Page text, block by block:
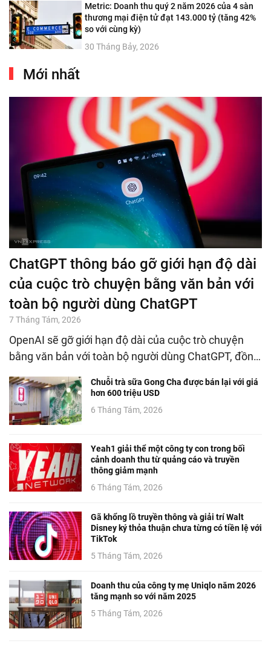
Metric: Doanh thu quý 2 năm 2026 của 4 sàn
thương mại điện tử đạt 143.000 tỷ (tăng 42%
so với cùng kỳ)
30 Tháng Bảy, 2026
Mới nhất
ChatGPT thông báo gỡ giới hạn độ dài
của cuộc trò chuyện bằng văn bản với
toàn bộ người dùng ChatGPT
7 Tháng Tám, 2026
OpenAI sẽ gỡ giới hạn độ dài của cuộc trò chuyện
bằng văn bản với toàn bộ người dùng ChatGPT, đồn…
Chuỗi trà sữa Gong Cha được bán lại với giá
hơn 600 triệu USD
6 Tháng Tám, 2026
Yeah1 giải thể một công ty con trong bối
cảnh doanh thu từ quảng cáo và truyền
thông giảm mạnh
6 Tháng Tám, 2026
Gã khổng lồ truyền thông và giải trí Walt
Disney ký thỏa thuận chưa từng có tiền lệ với
TikTok
5 Tháng Tám, 2026
Doanh thu của công ty mẹ Uniqlo năm 2026
tăng mạnh so với năm 2025
5 Tháng Tám, 2026